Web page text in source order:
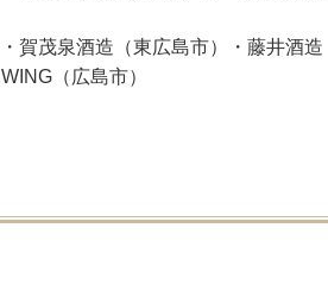
賀茂泉酒造（東広島市）・藤井酒造
（広島市）